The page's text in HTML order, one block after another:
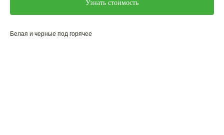
Узнать стоимость
Белая и черные под горячее